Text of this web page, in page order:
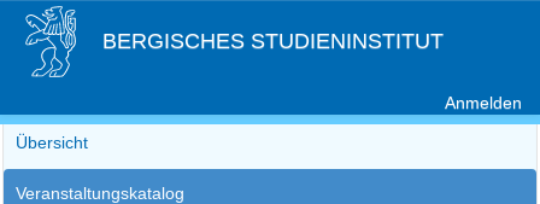
BERGISCHES STUDIENINSTITUT
Anmelden
Übersicht
Veranstaltungskatalog